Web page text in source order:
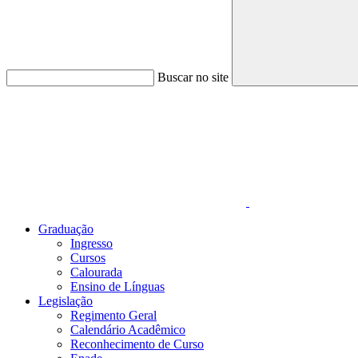
Buscar no site
Graduação
Ingresso
Cursos
Calourada
Ensino de Línguas
Legislação
Regimento Geral
Calendário Acadêmico
Reconhecimento de Curso